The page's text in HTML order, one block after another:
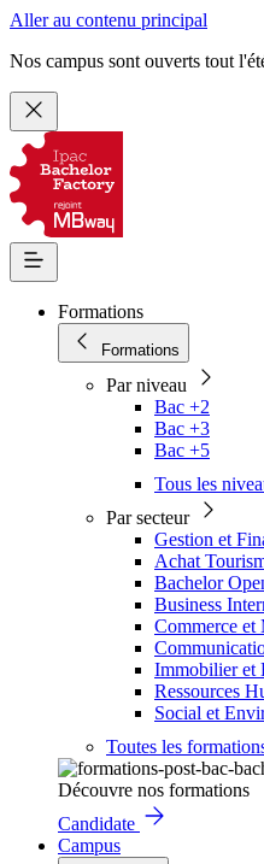
Aller au contenu principal
Nos campus sont ouverts tout
Formations
Formations
Par niveau
Bac +2
Bac +3
Bac +5
Tous les
Par secteur
Gestion et
Achat
Bachelor
Business
Commerce et
Immobilier et
Ressources
Social et
Toutes les
Découvre nos formations
Candidate
Campus